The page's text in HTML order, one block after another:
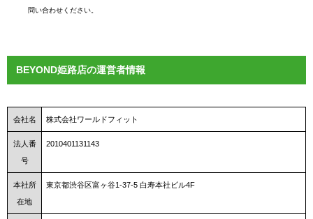
問い合わせください。
BEYOND姫路店の運営者情報
会社名 株式会社ワールドフィット
法人番
号
2010401131143
本社所
在地
東京都渋谷区富ヶ谷1-37-5 白寿本社ビル4F